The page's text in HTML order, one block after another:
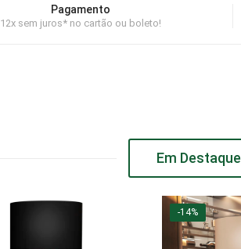
Pagamento
12x sem juros* no cartão ou boleto!
Em Destaque
-14%